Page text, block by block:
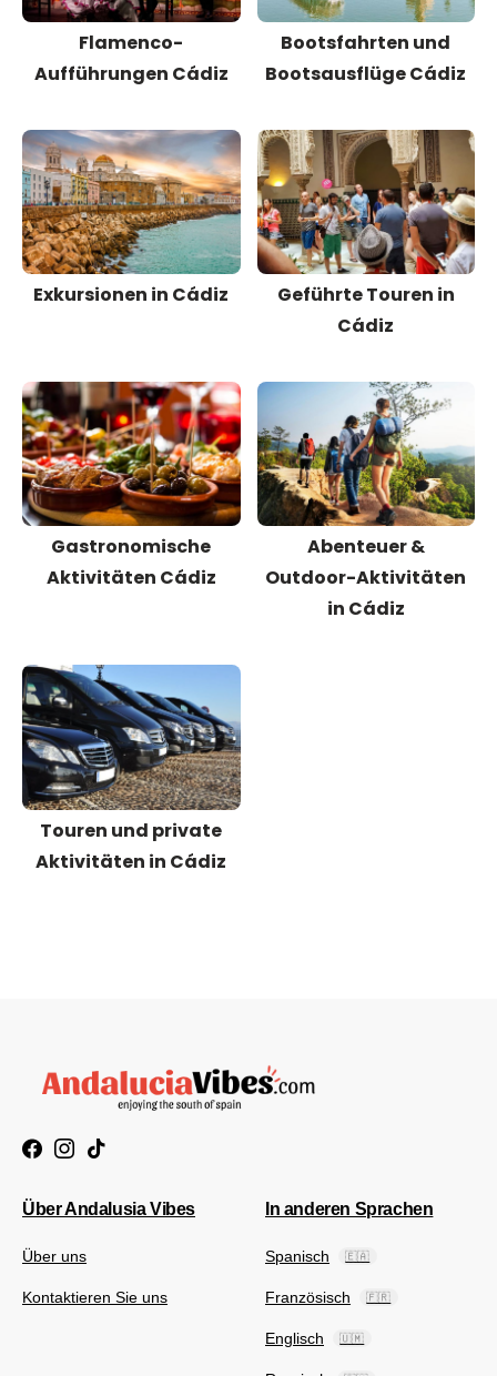
Flamenco-
Aufführungen Cádiz
Bootsfahrten und
Bootsausflüge Cádiz
Exkursionen in Cádiz
Geführte Touren in
Cádiz
Gastronomische
Aktivitäten Cádiz
Abenteuer &
Outdoor-Aktivitäten
in Cádiz
Touren und private
Aktivitäten in Cádiz
Über Andalusia Vibes
Über uns
Kontaktieren Sie uns
In anderen Sprachen
Spanisch 🇪🇦
Französisch 🇫🇷
Englisch 🇺🇲